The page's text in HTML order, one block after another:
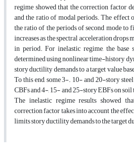
regime showed that the correction factor
and the ratio of modal periods. The effect
the ratio of the periods of second mode to
increases as the spectral acceleration
in period. For inelastic regime, the base
determined using nonlinear time-history
story ductility demands to a target value
To this end, some 3-. 10- and 20-story
CBFs and 4-, 15- and 25-story EBFs on
The inelastic regime results showed
correction factor takes into account the
limits story ductility demands to the target